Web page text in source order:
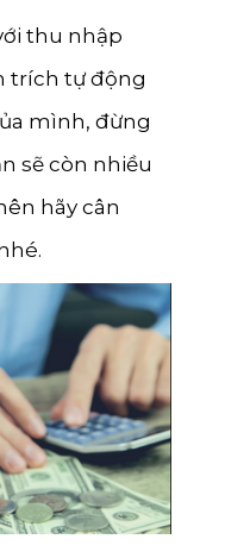
thu nhập
trích tự động
mình, đừng
sẽ còn nhiều
hãy cân